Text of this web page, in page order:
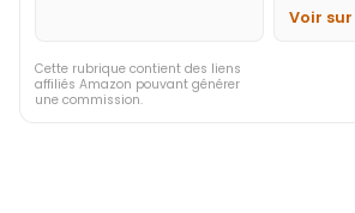
Voir
Cette rubrique contient des liens
affiliés Amazon pouvant générer
une commission.